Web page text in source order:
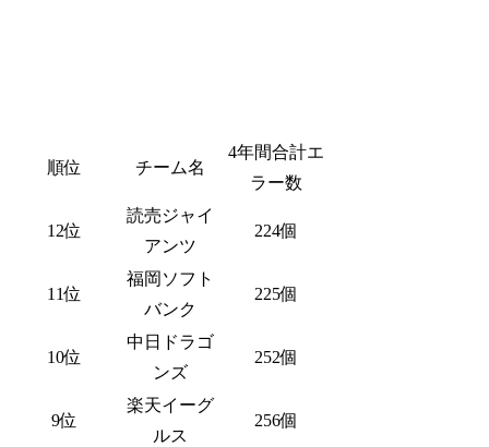
順位 チーム名
4年間合計エ
ラー数
12位
読売ジャイ
アンツ
224個
11位
福岡ソフト
バンク
225個
10位
中日ドラゴ
ンズ
252個
9位
楽天イーグ
ルス
256個